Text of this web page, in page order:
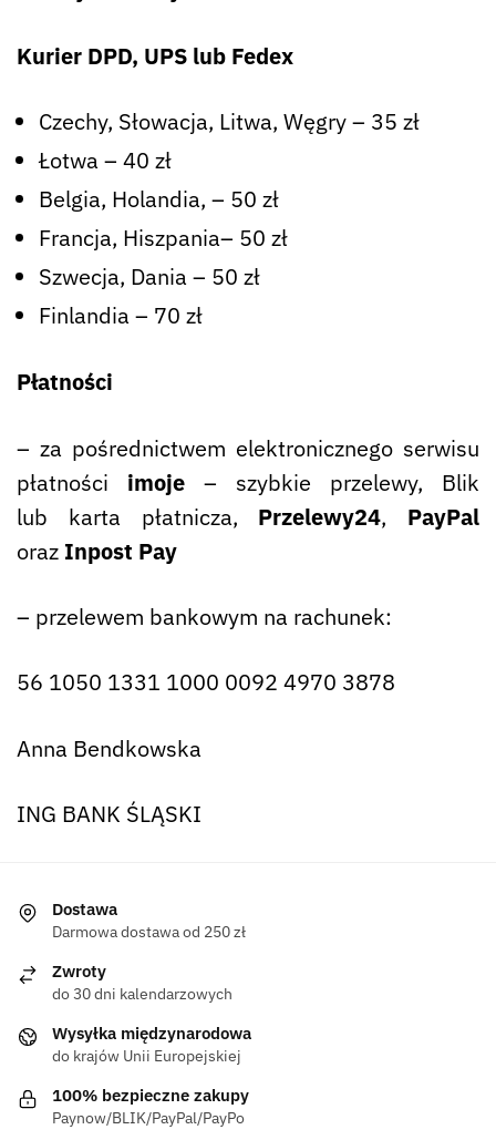
Kurier DPD, UPS lub Fedex
Czechy, Słowacja, Litwa, Węgry – 35 zł
Łotwa – 40 zł
Belgia, Holandia, – 50 zł
Francja, Hiszpania– 50 zł
Szwecja, Dania – 50 zł
Finlandia – 70 zł
Płatności
– za pośrednictwem elektronicznego serwisu
płatności imoje – szybkie przelewy, Blik
lub karta płatnicza, Przelewy24, PayPal
oraz Inpost Pay
– przelewem bankowym na rachunek:
56 1050 1331 1000 0092 4970 3878
Anna Bendkowska
ING BANK ŚLĄSKI
Dostawa
Darmowa dostawa od 250 zł
Zwroty
do 30 dni kalendarzowych
Wysyłka międzynarodowa
do krajów Unii Europejskiej
100% bezpieczne zakupy
Paynow/BLIK/PayPal/PayPo